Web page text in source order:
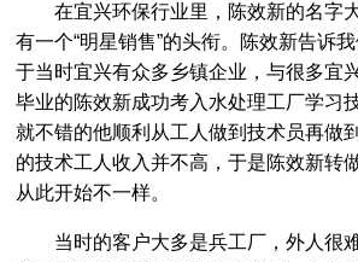
在宜兴环保行业里，陈效新的名字
有一个“明星销售”的头衔。陈效新告诉
于当时宜兴有众多乡镇企业，与很多宜
毕业的陈效新成功考入水处理工厂学习
就不错的他顺利从工人做到技术员再做
的技术工人收入并不高，于是陈效新转
从此开始不一样。
当时的客户大多是兵工厂，外人很